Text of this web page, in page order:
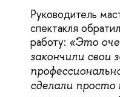
Руководитель
спектакля
работу: «Это
закончили
сделали